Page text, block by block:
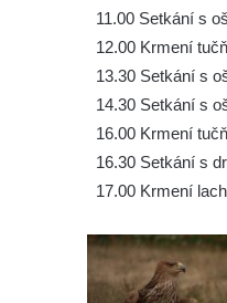
11.00 Setkání s
12.00 Krmení
13.30 Setkání s
14.30 Setkání s
16.00 Krmení
16.30 Setkání s
17.00 Krmení